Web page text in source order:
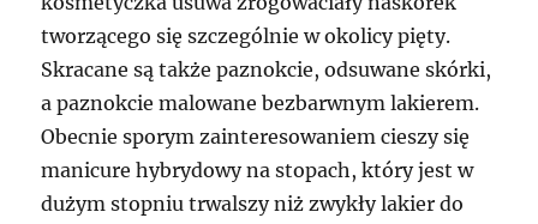
tworzącego się szczególnie w okolicy pięty.
Skracane są także paznokcie, odsuwane skórki,
a paznokcie malowane bezbarwnym lakierem.
Obecnie sporym zainteresowaniem cieszy się
manicure hybrydowy na stopach, który jest w
dużym stopniu trwalszy niż zwykły lakier do